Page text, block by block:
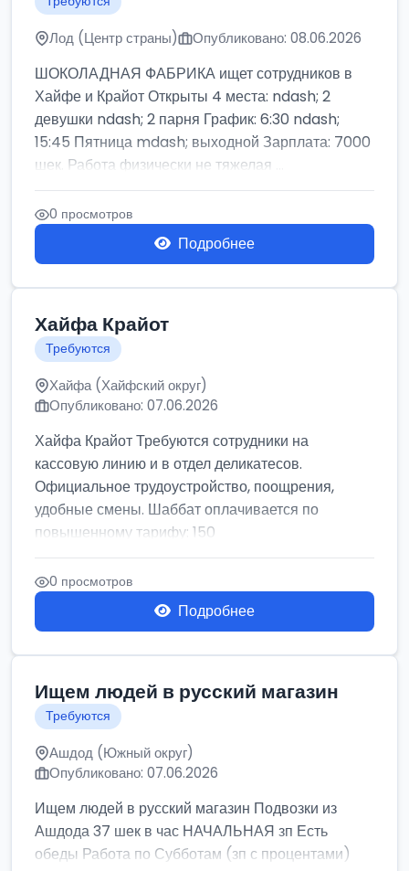
Лод (Центр страны) Опубликовано: 08.06.2026
ШОКОЛАДНАЯ ФАБРИКА ищет сотрудников в
Хайфе и Крайот Открыты 4 места: ndash; 2
девушки ndash; 2 парня График: 6:30 ndash;
15:45 Пятница mdash; выходной Зарплата: 7000
шек. Работа физически не тяжелая ...
0 просмотров
Подробнее
Хайфа Крайот
Требуются
Хайфа (Хайфский округ)
Опубликовано: 07.06.2026
Хайфа Крайот Требуются сотрудники на
кассовую линию и в отдел деликатесов.
Официальное трудоустройство, поощрения,
удобные смены. Шаббат оплачивается по
повышенному тарифу: 150
0 просмотров
Подробнее
Ищем людей в русский магазин
Требуются
Ашдод (Южный округ)
Опубликовано: 07.06.2026
Ищем людей в русский магазин Подвозки из
Ашдода 37 шек в час НАЧАЛЬНАЯ зп Есть
обеды Работа по Субботам (зп с процентами)